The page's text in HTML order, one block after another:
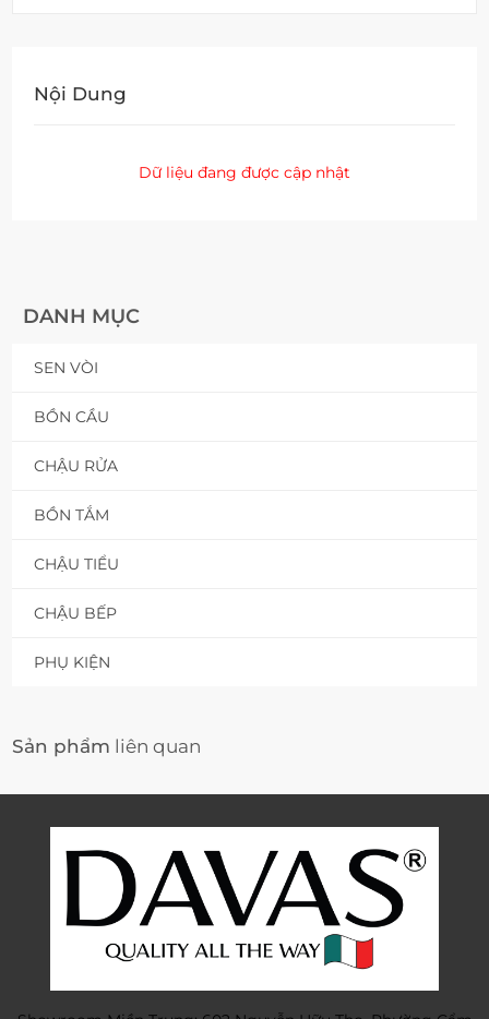
DANH MỤC
SEN VÒI
BỒN CẦU
CHẬU RỬA
BỒN TẮM
CHẬU TIỂU
CHẬU BẾP
PHỤ KIỆN
Nội Dung
Dữ liệu đang được cập nhật
Sản phẩm liên quan